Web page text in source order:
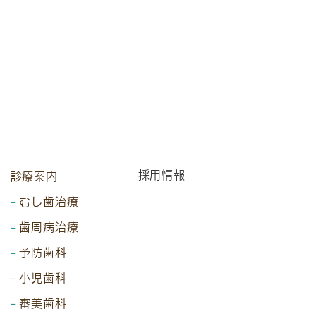
診療案内
むし歯治療
歯周病治療
予防歯科
小児歯科
審美歯科
採用情報